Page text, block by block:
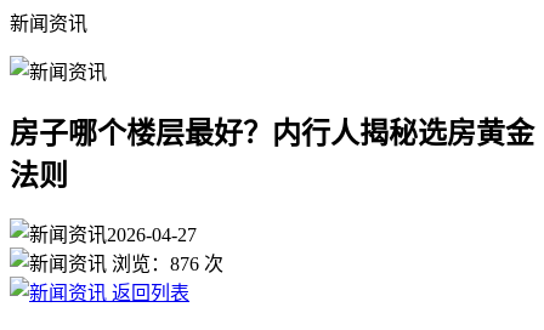
新闻资讯
房子哪个楼层最好？内行人揭秘选房黄金
法则
2026-04-27
浏览： 876 次
返回列表